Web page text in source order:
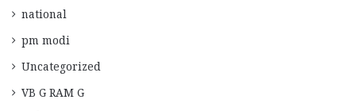
national
pm modi
Uncategorized
VB G RAM G